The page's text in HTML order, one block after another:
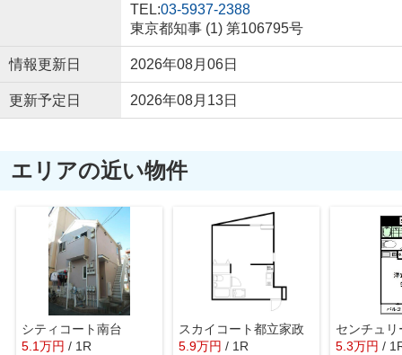
TEL:03-5937-2388
東京都知事 (1) 第106795号
情報更新日 2026年08月06日
更新予定日 2026年08月13日
エリアの近い物件
シティコート南台
5.1万円 / 1R
スカイコート都立家政
5.9万円 / 1R
センチュリ
5.3万円 /